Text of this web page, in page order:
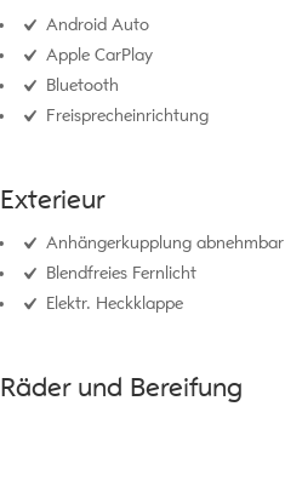
Android Auto
Apple CarPlay
Bluetooth
Freisprecheinrichtung
Exterieur
Anhängerkupplung abnehmbar
Blendfreies Fernlicht
Elektr. Heckklappe
Räder und Bereifung